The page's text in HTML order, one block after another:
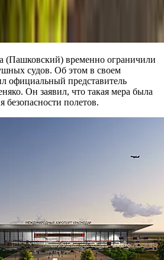
(Пашковский) временно ограничили
судов. Об этом в своем
официальный представитель
Он заявил, что такая мера была
безопасности полетов.